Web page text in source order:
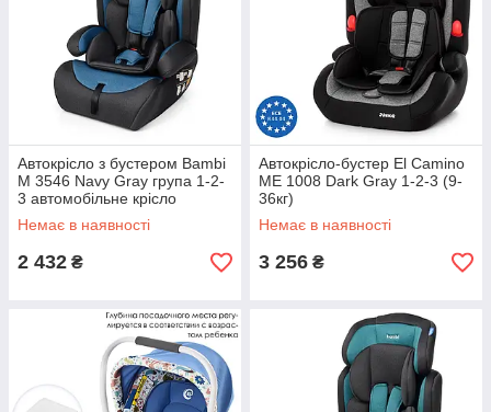
Автокрісло з бустером Bambi
M 3546 Navy Gray група 1-2-
3 автомобільне крісло
Немає в наявності
2 432 ₴
Автокрісло-бустер El Camino
ME 1008 Dark Gray 1-2-3 (9-
36кг)
Немає в наявності
3 256 ₴